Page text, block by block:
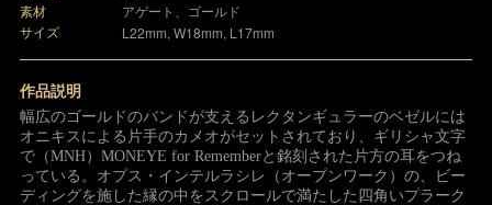
素材
アゲート、ゴールド
サイズ
L22mm, W18mm, L17mm
作品説明
幅広のゴールドのバンドが支えるレクタンギュラーのベゼルには
オニキスによる片手のカメオがセットされており、ギリシャ文字
で（MNH）MONEYE for Rememberと銘刻された片方の耳をつね
っている。オプス・インテルラシレ（オープンワーク）の、ビー
ディングを施した縁の中をスクロールで満たした四角いプラーク